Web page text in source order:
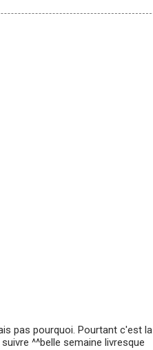
pas pourquoi. Pourtant c'est la
^^belle semaine livresque